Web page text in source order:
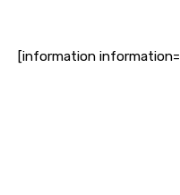
[information